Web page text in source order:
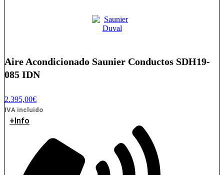
Aire Acondicionado Saunier Conductos SDH19-
085 IDN
2.395,00€
IVA incluido
+Info